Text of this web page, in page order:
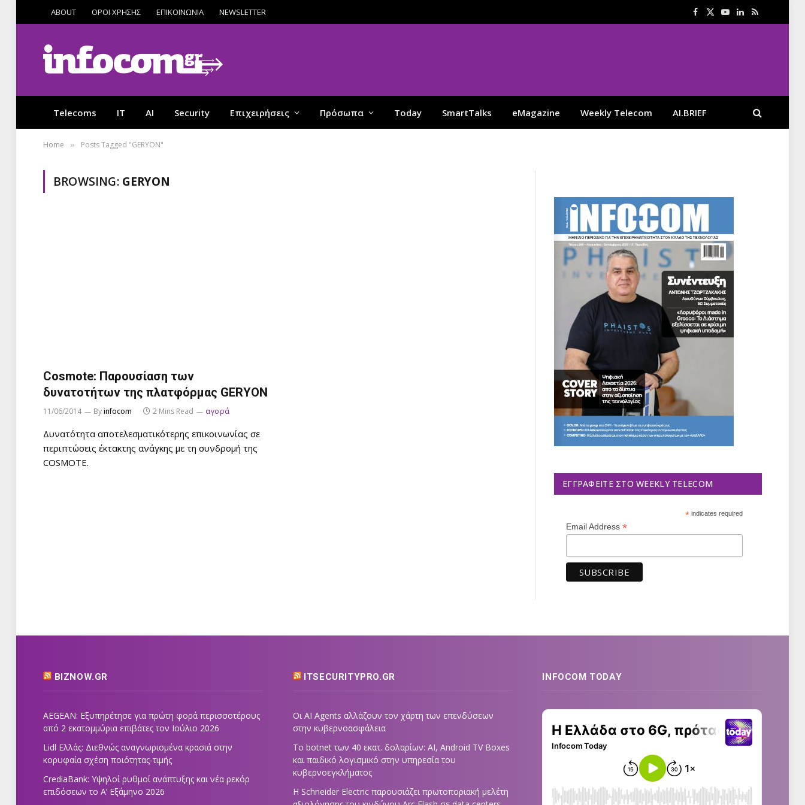
ABOUT ΟΡΟΙ ΧΡΗΣΗΣ ΕΠΙΚΟΙΝΩΝΙΑ NEWSLETTER Facebook
X
YouTube
LinkedIn
RSS
Telecoms IT AI Security Επιχειρήσεις Πρόσωπα Today SmartTalks eMagazine Weekly Telecom AI.BRIEF
Home » Posts Tagged "GERYON"
BROWSING: GERYON
Cosmote: Παρουσίαση των
δυνατοτήτων της πλατφόρμας GERYON
11/06/2014 Byinfocom 2 Mins Read αγορά
Δυνατότητα αποτελεσματικότερης επικοινωνίας σε
περιπτώσεις έκτακτης ανάγκης με τη συνδρομή της
COSMOTE.
ΕΓΓΡΑΦΕΊΤΕ ΣΤΟ WEEKLY TELECOM
*indicates required
Email Address *
BIZNOW.GR
AEGEAN: Εξυπηρέτησε για πρώτη φορά περισσοτέρους
από 2 εκατομμύρια επιβάτες τον Ιούλιο 2026
Lidl Ελλάς: Διεθνώς αναγνωρισμένα κρασιά στην
κορυφαία σχέση ποιότητας-τιμής
CrediaBank: Υψηλοί ρυθμοί ανάπτυξης και νέα ρεκόρ
επιδόσεων το Α’ Εξάμηνο 2026
ITSECURITYPRO.GR
Οι AI Agents αλλάζουν τον χάρτη των επενδύσεων
στην κυβερνοασφάλεια
Το botnet των 40 εκατ. δολαρίων: AI, Android TV Boxes
και παιδικό λογισμικό στην υπηρεσία του
κυβερνοεγκλήματος
Η Schneider Electric παρουσιάζει πρωτοποριακή μελέτη
INFOCOM TODAY